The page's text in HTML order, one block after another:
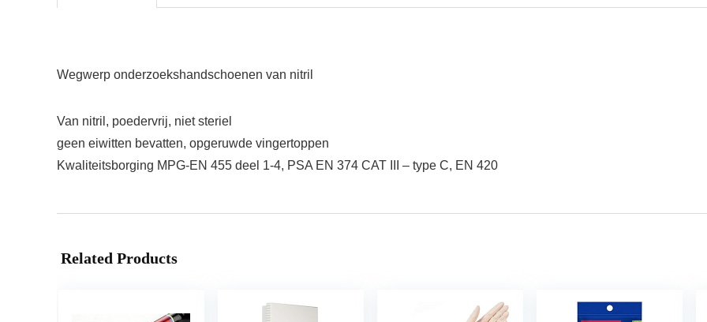
Wegwerp onderzoekshandschoenen van nitril
Van nitril, poedervrij, niet steriel
geen eiwitten bevatten, opgeruwde vingertoppen
Kwaliteitsborging MPG-EN 455 deel 1-4, PSA EN 374 CAT III – type C, EN 420
Related Products